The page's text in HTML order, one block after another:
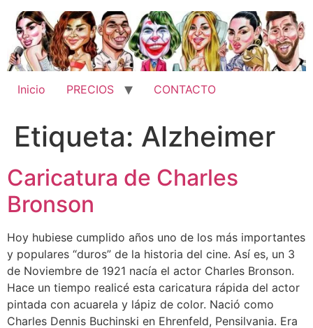
contenido
Inicio PRECIOS CONTACTO
Etiqueta: Alzheimer
Caricatura de Charles
Bronson
Hoy hubiese cumplido años uno de los más importantes
y populares “duros” de la historia del cine. Así es, un 3
de Noviembre de 1921 nacía el actor Charles Bronson.
Hace un tiempo realicé esta caricatura rápida del actor
pintada con acuarela y lápiz de color. Nació como
Charles Dennis Buchinski en Ehrenfeld, Pensilvania. Era